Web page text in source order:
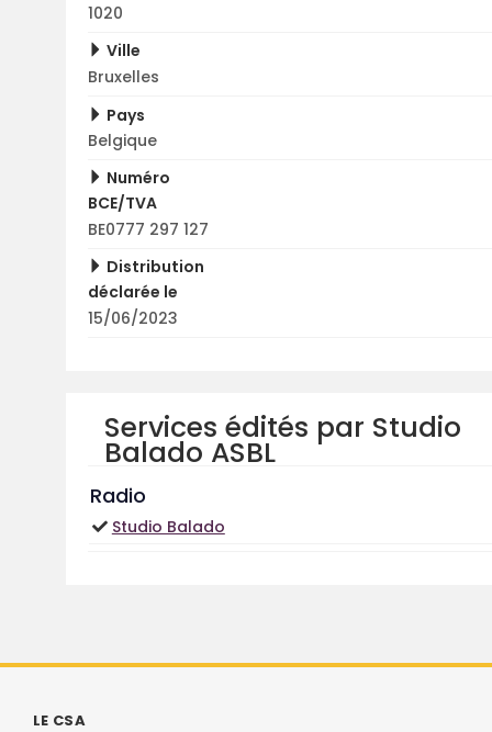
1020
Ville
Bruxelles
Pays
Belgique
Numéro
BCE/TVA
BE0777 297 127
Distribution
déclarée le
15/06/2023
Services édités par Studio
Balado ASBL
Radio
Studio Balado
LE CSA